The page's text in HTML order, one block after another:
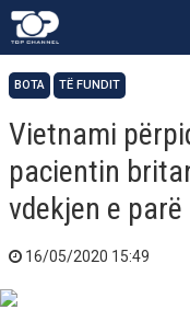
BOTA TË FUNDIT
Vietnami
pacientin
vdekjen e
16/05/2020 15:49